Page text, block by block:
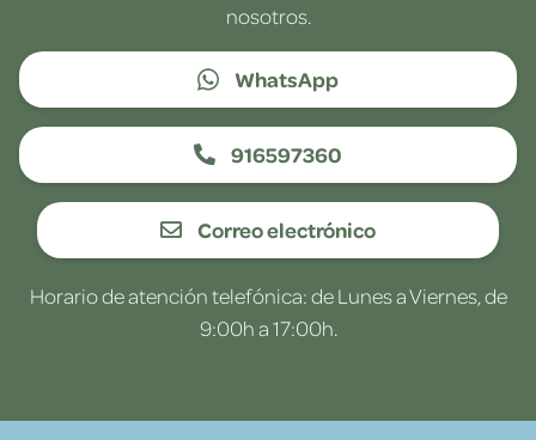
nosotros.
WhatsApp
916597360
Correo electrónico
Horario de atención telefónica: de Lunes a Viernes, de
9:00h a 17:00h.